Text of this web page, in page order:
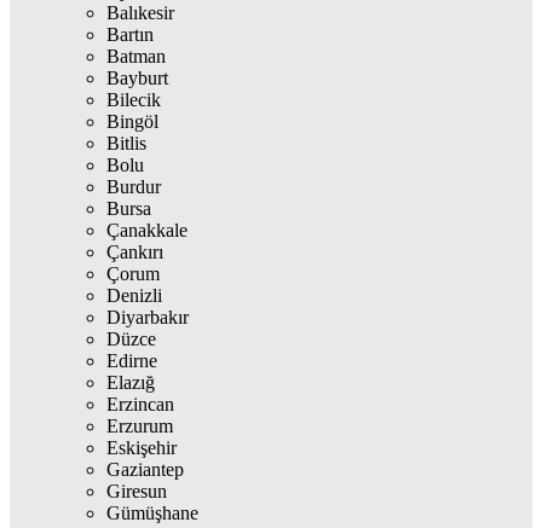
Balıkesir
Bartın
Batman
Bayburt
Bilecik
Bingöl
Bitlis
Bolu
Burdur
Bursa
Çanakkale
Çankırı
Çorum
Denizli
Diyarbakır
Düzce
Edirne
Elazığ
Erzincan
Erzurum
Eskişehir
Gaziantep
Giresun
Gümüşhane